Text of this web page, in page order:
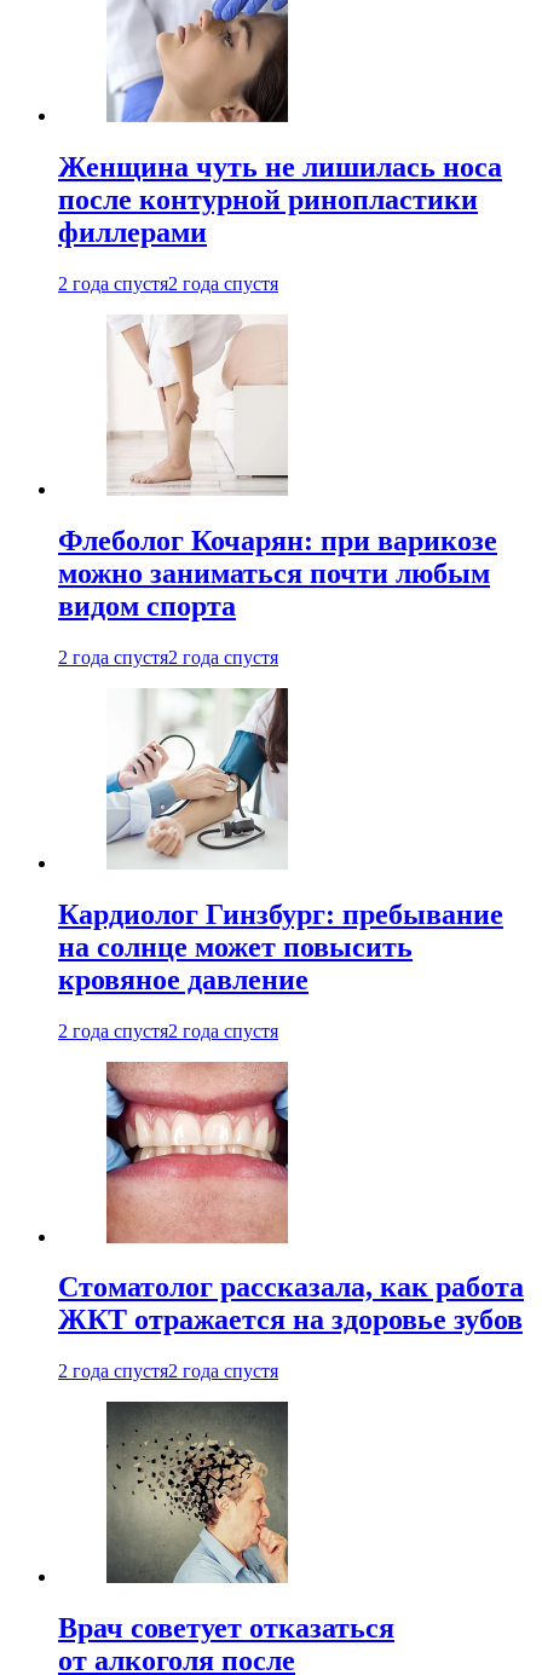
Женщина чуть не лишилась носа
после контурной ринопластики
филлерами
2 года спустя2 года спустя
Флеболог Кочарян: при варикозе
можно заниматься почти любым
видом спорта
2 года спустя2 года спустя
Кардиолог Гинзбург: пребывание
на солнце может повысить
кровяное давление
2 года спустя2 года спустя
Стоматолог рассказала, как работа
ЖКТ отражается на здоровье зубов
2 года спустя2 года спустя
Врач советует отказаться
от алкоголя после